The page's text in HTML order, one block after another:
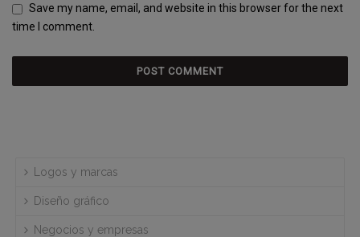
Save my name, email, and website in this browser for the next
time I comment.
Logos y marcas
Diseño gráfico
Negocios y empresas